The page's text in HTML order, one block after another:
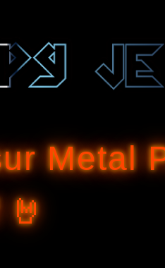
Metal